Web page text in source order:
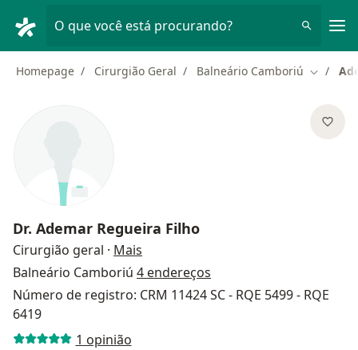
O que você está procurando?
Homepage Cirurgião Geral Balneário Camboriú Mudar
Dr. Ademar Regueira Filho
Cirurgião geral · Mais
Balneário Camboriú 4 endereços
Número de registro: CRM 11424 SC - RQE 5499 - RQE
6419
1 opinião